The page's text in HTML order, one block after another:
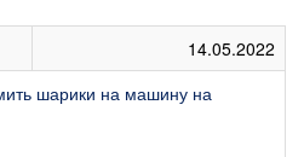
14.05.2022
шарики на машину на